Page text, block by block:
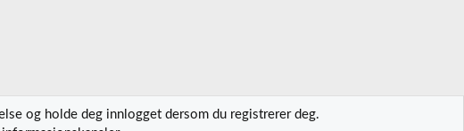
og holde deg innlogget dersom du registrerer deg.